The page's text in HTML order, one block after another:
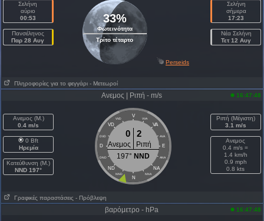
Σελήνη
αύριο
00:53
Πανσέληνος
Παρ 28 Αυγ
33%
Φωτεινότητα
Τρίτο τέταρτο
Σελήνη
σήμερα
17:23
Νέα Σελήνη
Τετ 12 Αυγ
Perseids
Πληροφορίες για το φεγγάρι - Μετεωροί
Ανεμος | Ριπή - m/s 16:47:48
Ανεμος (Μ.)
0.4 m/s
0 Bft
Ηρεμία
Κατεύθυνση (Μ.)
NND 197°
V
VVD VVA
VD VA
DVD AVA
D E
DND ANA
ND NA
NND NNA
N
0 2
Ανεμος
Ριπή
197° NND
Ριπή (Μέγιστη)
3.1 m/s
Ανεμος
0.4 m/s =
1.4 km/h
0.9 mph
0.8 kts
Γραφικές παραστάσεις - Πρόβλεψη
βαρόμετρο - hPa 16:47:48